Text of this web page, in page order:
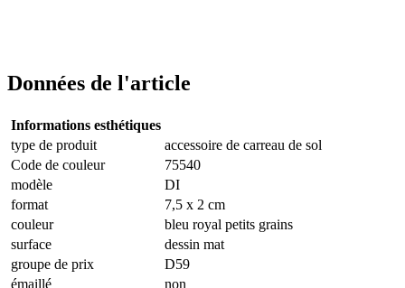
Données de l'article
Informations esthétiques
type de produit
accessoire de carreau de sol
Code de couleur
75540
modèle
DI
format
7,5 x 2 cm
couleur
bleu royal petits grains
surface
dessin mat
groupe de prix
D59
émaillé
non